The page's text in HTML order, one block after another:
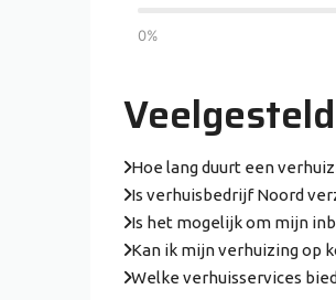
0%
Hoe lang duurt een
Is verhuisbedrijf Noord
Is het mogelijk om mijn
Kan ik mijn verhuizing op
Welke verhuisservices